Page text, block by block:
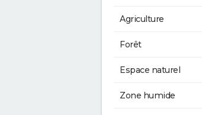
Agriculture
Forêt
Espace naturel
Zone humide